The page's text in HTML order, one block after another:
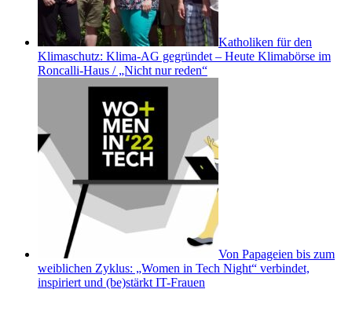
Katholiken für den
Klimaschutz: Klima-AG gegründet – Heute Klimabörse im
Roncalli-Haus / „Nicht nur reden“
Von Papageien bis zum
weiblichen Zyklus: „Women in Tech Night“ verbindet,
inspiriert und (be)stärkt IT-Frauen